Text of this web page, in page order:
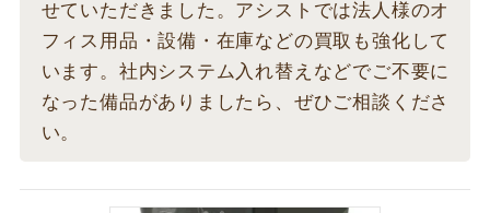
せていただきました。アシストでは法人様のオ
フィス用品・設備・在庫などの買取も強化して
います。社内システム入れ替えなどでご不要に
なった備品がありましたら、ぜひご相談くださ
い。